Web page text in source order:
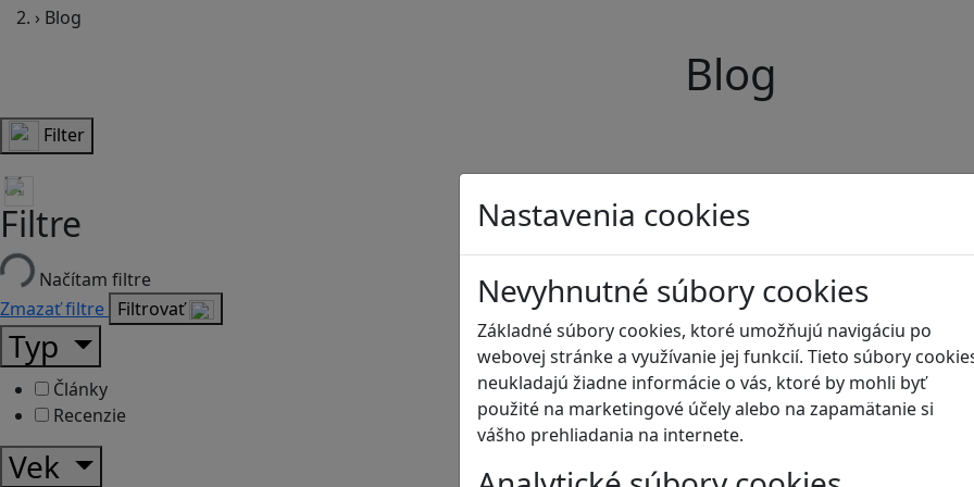
Nastavenia cookies
Nevyhnutné súbory cookies
Základné súbory cookies, ktoré umožňujú navigáciu po
webovej stránke a využívanie jej funkcií. Tieto súbory
neukladajú žiadne informácie o vás, ktoré by mohli byť
použité na marketingové účely alebo na zapamätanie si
vášho prehliadania na internete.
› Blog
Blog
Filter
Filtre
Načítam filtre
Zmazať filtre Filtrovať
Typ
Články
Recenzie
Vek